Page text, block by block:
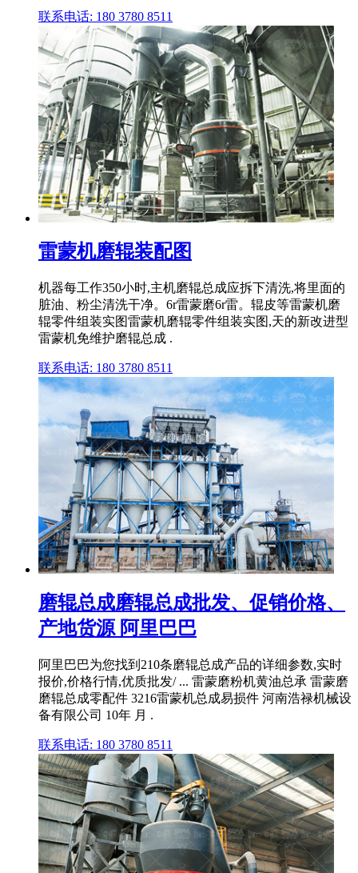
联系电话: 180 3780 8511
雷蒙机磨辊装配图
机器每工作350小时,主机磨辊总成应拆下清洗,将里面的
脏油、粉尘清洗干净。6r雷蒙磨6r雷。辊皮等雷蒙机磨
辊零件组装实图雷蒙机磨辊零件组装实图,天的新改进型
雷蒙机免维护磨辊总成 .
联系电话: 180 3780 8511
磨辊总成磨辊总成批发、促销价格、
产地货源 阿里巴巴
阿里巴巴为您找到210条磨辊总成产品的详细参数,实时
报价,价格行情,优质批发/ ... 雷蒙磨粉机黄油总承 雷蒙磨
磨辊总成零配件 3216雷蒙机总成易损件 河南浩禄机械设
备有限公司 10年 月 .
联系电话: 180 3780 8511